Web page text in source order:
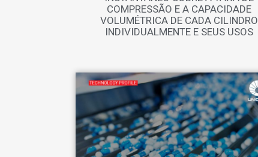
COMPRESSÃO E A CAPACIDADE
VOLUMÉTRICA DE CADA CILINDRO
INDIVIDUALMENTE E SEUS USOS